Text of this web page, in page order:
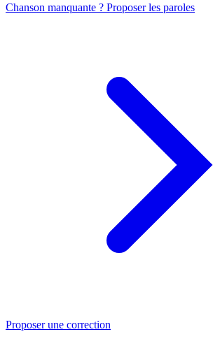
Chanson manquante ? Proposer les paroles
Proposer une correction